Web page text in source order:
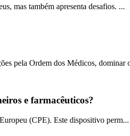
mas também apresenta desafios. ...
pela Ordem dos Médicos, dominar
e farmacêuticos?
(CPE). Este dispositivo perm...